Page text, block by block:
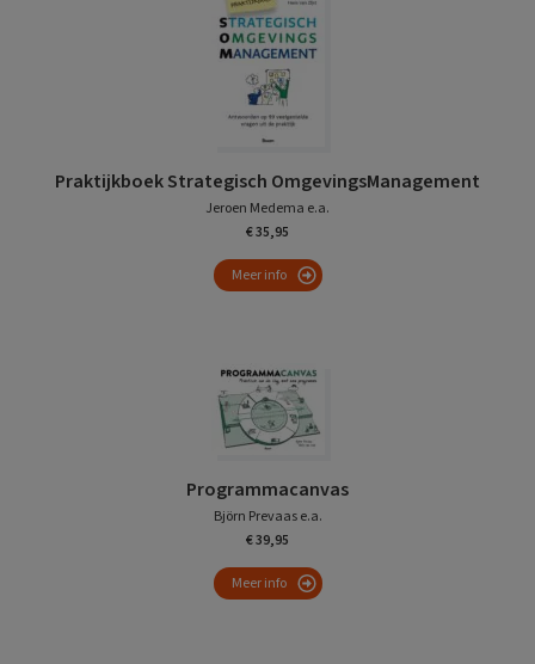
Praktijkboek Strategisch OmgevingsManagement
Jeroen Medema e.a.
€ 35,95
Meer info
Programmacanvas
Björn Prevaas e.a.
€ 39,95
Meer info